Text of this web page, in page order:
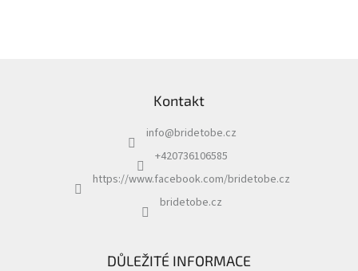
Kontakt
info@bridetobe.cz
+420736106585
https://www.facebook.com/bridetobe.cz
bridetobe.cz
DŮLEŽITÉ INFORMACE